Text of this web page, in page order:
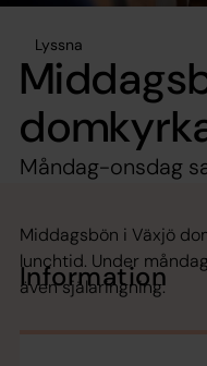
Lyssna
Måndag-onsdag
Middagsbön i Växjö
lunchtid. Under
även själaringning.
Information